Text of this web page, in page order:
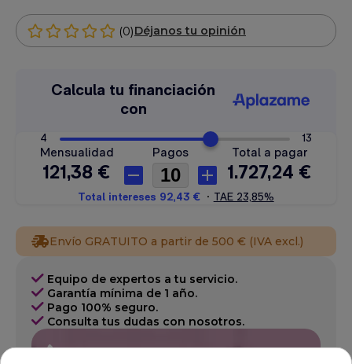
(0)Déjanos tu opinión
Envío GRATUITO a partir de 500 € (IVA excl.)
Equipo de expertos a tu servicio.
Garantía mínima de 1 año.
Pago 100% seguro.
Consulta tus dudas con nosotros.
976 25 59 91